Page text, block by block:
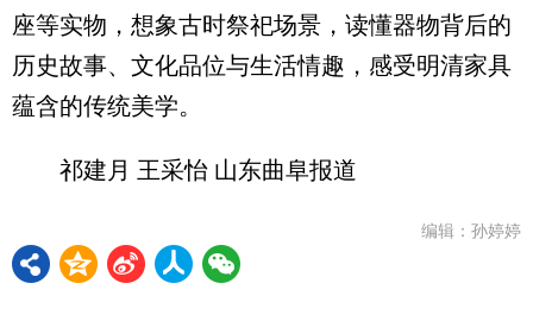
座等实物，想象古时祭祀场景，读懂器物背后的
历史故事、文化品位与生活情趣，感受明清家具
蕴含的传统美学。
祁建月 王采怡 山东曲阜报道
编辑：孙婷婷